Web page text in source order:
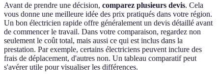
Avant de prendre une décision, comparez plusieurs devis. Cela
vous donne une meilleure idée des prix pratiqués dans votre région.
Un bon électricien rapide offre généralement un devis détaillé avant
de commencer le travail. Dans votre comparaison, regardez non
seulement le coût total, mais aussi ce qui est inclus dans la
prestation. Par exemple, certains électriciens peuvent inclure des
frais de déplacement, d'autres non. Un tableau comparatif peut
s'avérer utile pour visualiser les différences.